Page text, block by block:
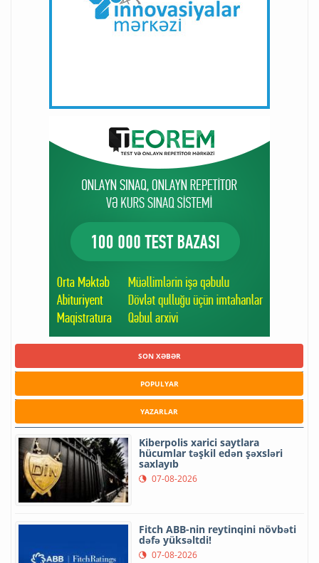
SON XƏBƏR
POPULYAR
YAZARLAR
Kiberpolis xarici saytlara
hücumlar təşkil edən şəxsləri
saxlayıb
07-08-2026
Fitch ABB-nin reytinqini növbəti
dəfə yüksəltdi!
07-08-2026